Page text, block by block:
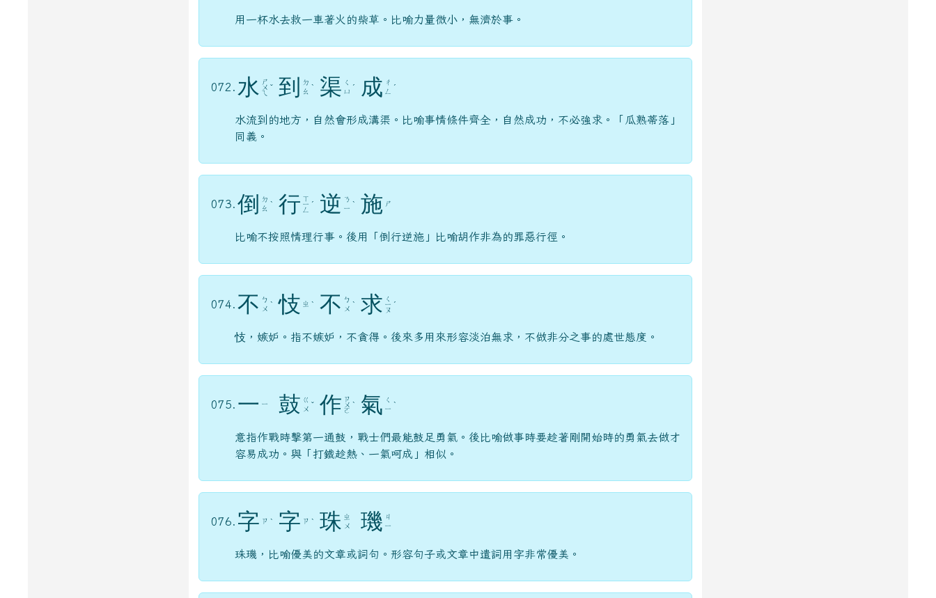
用一杯水去救一車著火的柴草。比喻力量微小，無濟於事。
072. 水 ㄕ
ㄨ
ㄟ
ˇ 到
ㄉ
ㄠ ˋ 渠 ㄑ
ㄩ ˊ 成 ㄔ
ㄥ
ˊ
水流到的地方，自然會形成溝渠。比喻事情條件齊全，自然成功，不必強求。「瓜熟蒂落」
同義。
073. 倒
ㄉ
ㄠ ˋ 行 ㄒ
ㄧ
ㄥ
ˊ 逆 ㄋ
ㄧ ˋ 施 ㄕ
比喻不按照情理行事。後用「倒行逆施」比喻胡作非為的罪惡行徑。
074. 不 ㄅ
ㄨ ˋ 忮 ㄓ ˋ 不 ㄅ
ㄨ ˋ 求 ㄑ
ㄧ
ㄡ
ˊ
忮，嫉妒。指不嫉妒，不貪得。後來多用來形容淡泊無求，不做非分之事的處世態度。
075. 一 ㄧ 鼓 ㄍ
ㄨ ˇ 作 ㄗ
ㄨ
ㄛ
ˋ 氣 ㄑ
ㄧ ˋ
意指作戰時擊第一通鼓，戰士們最能鼓足勇氣。後比喻做事時要趁著剛開始時的勇氣去做才
容易成功。與「打鐵趁熱、一氣呵成」相似。
076. 字 ㄗ ˋ 字 ㄗ ˋ 珠 ㄓ
ㄨ
璣 ㄐ
ㄧ
珠璣，比喻優美的文章或詞句。形容句子或文章中遣詞用字非常優美。